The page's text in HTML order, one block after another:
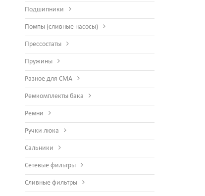
Подшипники
Помпы (сливные насосы)
Прессостаты
Пружины
Разное для СМА
Ремкомплекты бака
Ремни
Ручки люка
Сальники
Сетевые фильтры
Сливные фильтры